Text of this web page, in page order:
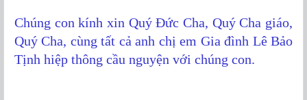
Chúng con kính xin Quý Đức Cha, Quý Cha giáo,
Quý Cha, cùng tất cả anh chị em Gia đình Lê Bảo
Tịnh hiệp thông cầu nguyện với chúng con.